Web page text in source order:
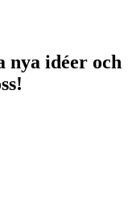
nya idéer och